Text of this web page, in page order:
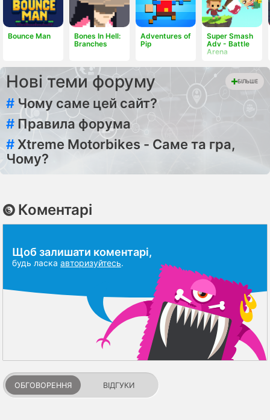
Bounce Man
Bones In Hell:
Branches
Adventures of
Pip
Super Smash
Adv - Battle
Arena
Нові теми форуму БІЛЬШЕ
# Чому саме цей сайт?
# Правила форума
# Xtreme Motorbikes - Саме та гра,
Чому?
Коментарі
Щоб залишати коментарі,
будь ласка авторизуйтесь.
ОБГОВОРЕННЯ ВІДГУКИ